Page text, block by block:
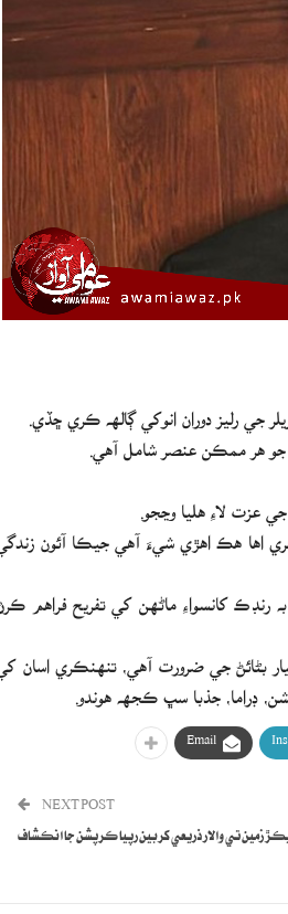
جي رليز دوران انوکي ڳالهه ڪري ڇڏي.
جو هر ممڪن عنصر شامل آهي.
جي عزت لاءِ هليا وڃجو.
آهيان. تنهنڪري اها هڪ اهڙي شيءَ آهي جيڪا آئون زندگي
کانسواءِ ماڻهن کي تفريح فراهم ڪرڻ
بڻائڻ جي ضرورت آهي، تنهنڪري اسان کي
ڊراما، جذبا سڀ ڪجهه هوندو.
Email
NEXT POST
زمين تي والار ذريعي کربين رپيا ڪرپشن جا انڪشاف